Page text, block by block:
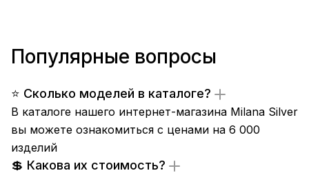
Популярные вопросы
⭐ Сколько моделей в каталоге?
В каталоге нашего интернет-магазина Milana Silver
вы можете ознакомиться с ценами на 6 000
изделий
💲 Какова их стоимость?